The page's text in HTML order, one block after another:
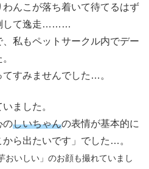
んこが落ち着いて待てるはず
して逸走………
私もペットサークル内でデー
すみませんでした…。
ました。
のしいちゃんの表情が基本的に
から出たいです」でした…。
おいしい 」 のお顔も撮れていまし